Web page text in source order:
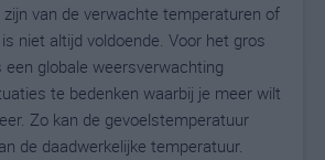
van de verwachte temperaturen of
niet altijd voldoende. Voor het gros
globale weersverwachting
te bedenken waarbij je meer wilt
Zo kan de gevoelstemperatuur
de daadwerkelijke temperatuur.